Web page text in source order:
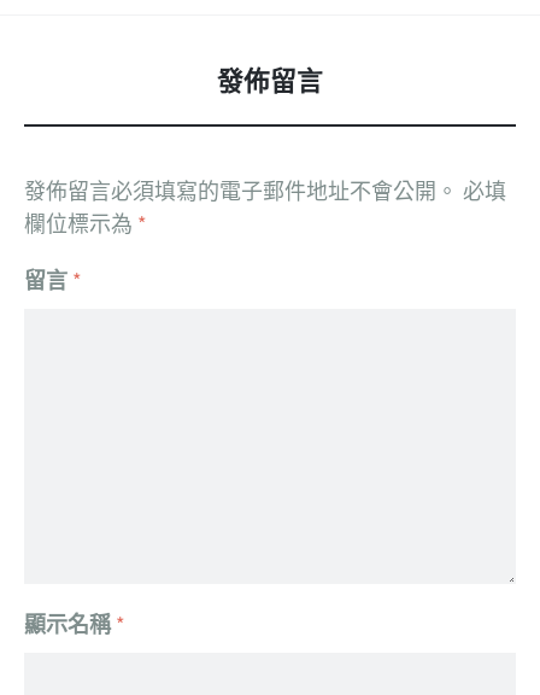
發佈留言
發佈留言必須填寫的電子郵件地址不會公開。 必填
欄位標示為 *
留言 *
顯示名稱*